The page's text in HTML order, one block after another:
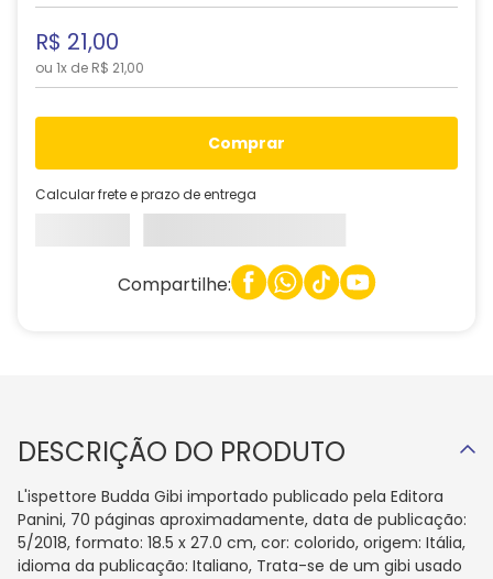
R$ 21,00
ou 1x de R$ 21,00
comprar
Calcular frete e prazo de entrega
Compartilhe:
DESCRIÇÃO DO PRODUTO
L'ispettore Budda Gibi importado publicado pela Editora
Panini, 70 páginas aproximadamente, data de publicação:
5/2018, formato: 18.5 x 27.0 cm, cor: colorido, origem: Itália,
idioma da publicação: Italiano, Trata-se de um gibi usado